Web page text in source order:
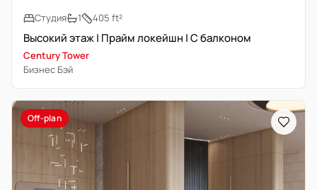
Студия
1 405 ft²
Высокий этаж | Прайм локейшн | С балконом
Century Tower
Бизнес Бэй
Off-plan